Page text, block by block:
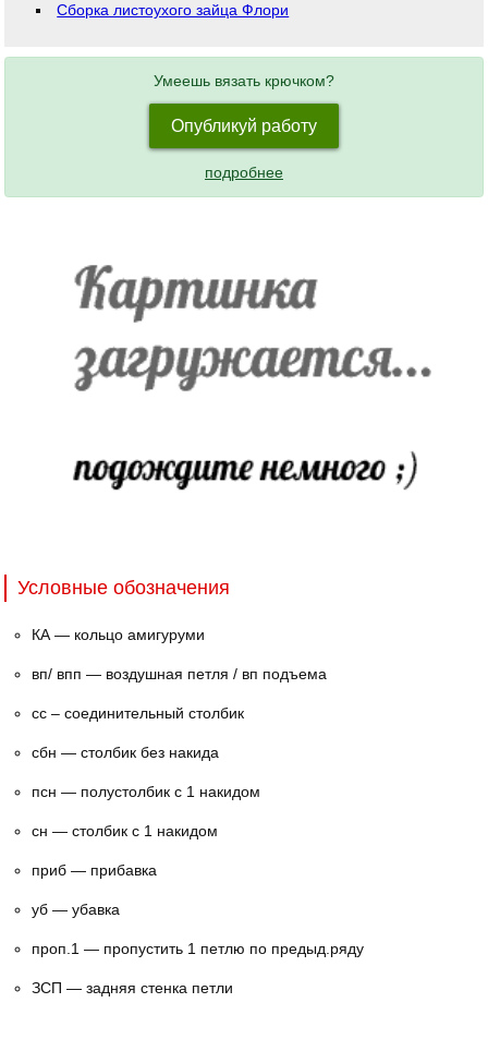
Сборка листоухого зайца Флори
Умеешь вязать крючком?
Опубликуй работу
подробнее
Условные обозначения
КА — кольцо амигуруми
вп/ впп — воздушная петля / вп подъема
сс – соединительный столбик
сбн — столбик без накида
псн — полустолбик с 1 накидом
сн — столбик с 1 накидом
приб — прибавка
уб — убавка
проп.1 — пропустить 1 петлю по предыд.ряду
ЗСП — задняя стенка петли